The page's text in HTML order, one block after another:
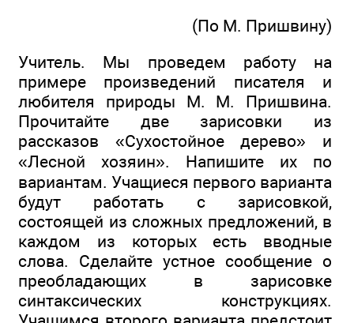
(По М. Пришвину)
Учитель. Мы проведем работу на
примере произведений писателя и
любителя природы М. М. Пришвина.
Прочитайте две зарисовки из
рассказов «Сухостойное дерево» и
«Лесной хозяин». Напишите их по
вариантам. Учащиеся первого варианта
будут работать с зарисовкой,
состоящей из сложных предложений, в
каждом из которых есть вводные
слова. Сделайте устное сообщение о
преобладающих в зарисовке
синтаксических конструкциях.